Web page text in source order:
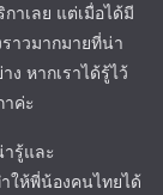
กาเลย แต่เมื่อได้มี
าวมากมายที่น่า
ง หากเราได้รู้ไว้
ค่ะ
รู้และ
ให้พี่น้องคนไทยได้